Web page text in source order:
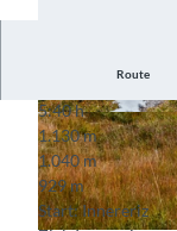
© Berner Wanderwege
Route
5:40 h
1.130 m
1.040 m
929 m
Start: Innereriz